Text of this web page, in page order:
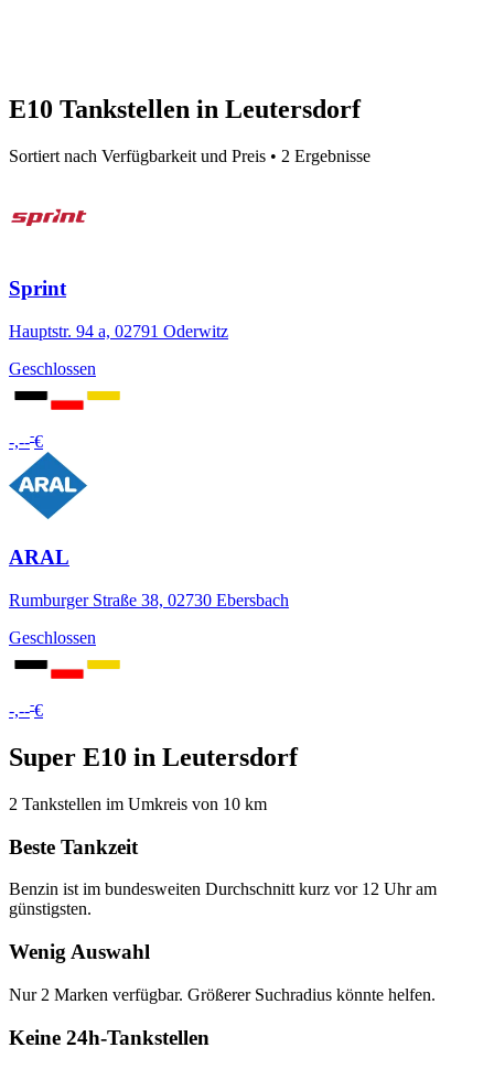
E10 Tankstellen in Leutersdorf
Sortiert nach Verfügbarkeit und Preis • 2 Ergebnisse
Sprint
Hauptstr. 94 a, 02791 Oderwitz
Geschlossen
-,---€
ARAL
Rumburger Straße 38, 02730 Ebersbach
Geschlossen
-,---€
Super E10 in Leutersdorf
2 Tankstellen im Umkreis von 10 km
Beste Tankzeit
Benzin ist im bundesweiten Durchschnitt kurz vor 12 Uhr am
günstigsten.
Wenig Auswahl
Nur 2 Marken verfügbar. Größerer Suchradius könnte helfen.
Keine 24h-Tankstellen